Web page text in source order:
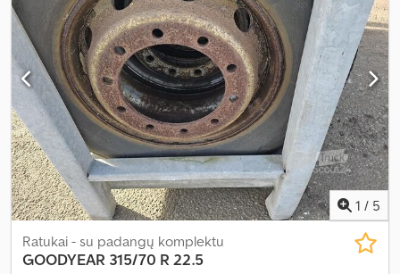
1 / 5
Ratukai - su padangų komplektu
GOODYEAR 315/70 R 22.5